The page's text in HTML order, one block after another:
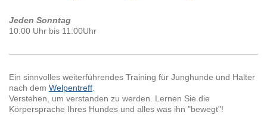
Jeden Sonntag
10:00 Uhr bis 11:00Uhr
Ein sinnvolles weiterführendes Training für Junghunde und Halter
nach dem Welpentreff
Verstehen, um verstanden zu werden. Lernen Sie die
Körpersprache Ihres Hundes und alles was ihn "bewegt"!